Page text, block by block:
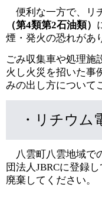
便利な一方で、リ
（第4類第2石油類）
煙・発火の恐れがあ
ごみ収集車や処理施
火し火災を招いた事
みの出し方について
・リチウ
八雲町八雲地域で
団法人JBRCに登録
廃棄してください。